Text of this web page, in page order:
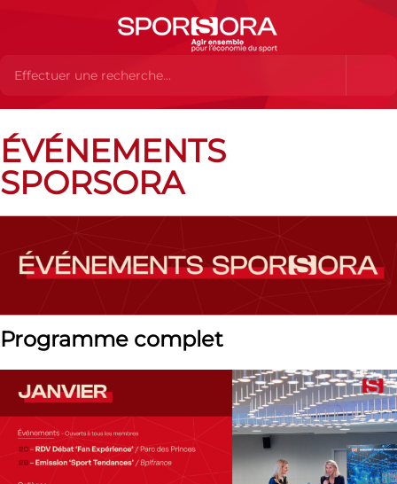
ÉVÉNEMENTS
SPORSORA
Programme complet